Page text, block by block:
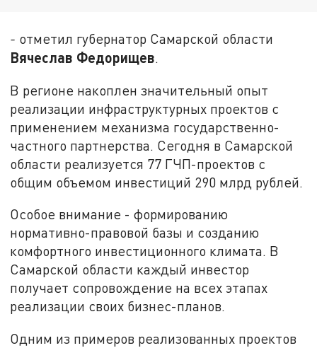
- отметил губернатор Самарской области
Вячеслав Федорищев.
В регионе накоплен значительный опыт
реализации инфраструктурных проектов с
применением механизма государственно-
частного партнерства. Сегодня в Самарской
области реализуется 77 ГЧП-проектов с
общим объемом инвестиций 290 млрд рублей.
Особое внимание - формированию
нормативно-правовой базы и созданию
комфортного инвестиционного климата. В
Самарской области каждый инвестор
получает сопровождение на всех этапах
реализации своих бизнес-планов.
Одним из примеров реализованных проектов